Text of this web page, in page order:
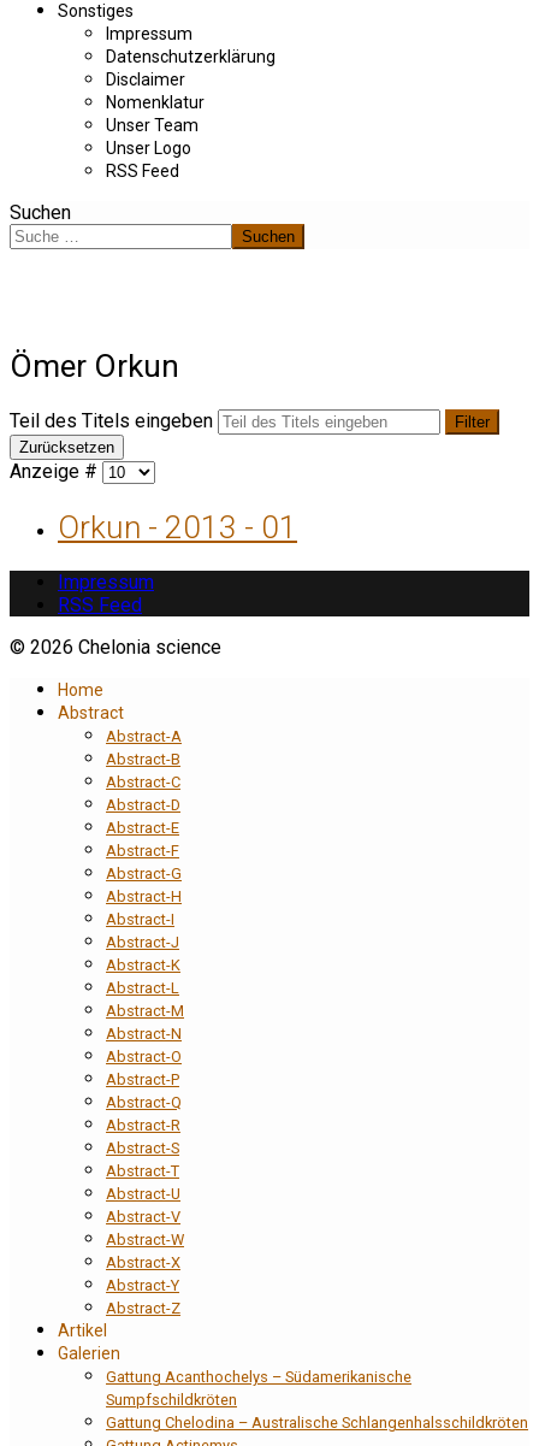
Sonstiges
Impressum
Datenschutzerklärung
Disclaimer
Nomenklatur
Unser Team
Unser Logo
RSS Feed
Suchen
Suchen
Ömer Orkun
Teil des Titels eingeben
Filter
Zurücksetzen
Anzeige #
Orkun - 2013 - 01
Impressum
RSS Feed
© 2026 Chelonia science
Home
Abstract
Abstract-A
Abstract-B
Abstract-C
Abstract-D
Abstract-E
Abstract-F
Abstract-G
Abstract-H
Abstract-I
Abstract-J
Abstract-K
Abstract-L
Abstract-M
Abstract-N
Abstract-O
Abstract-P
Abstract-Q
Abstract-R
Abstract-S
Abstract-T
Abstract-U
Abstract-V
Abstract-W
Abstract-X
Abstract-Y
Abstract-Z
Artikel
Galerien
Gattung Acanthochelys – Südamerikanische
Sumpfschildkröten
Gattung Chelodina – Australische Schlangenhalsschildkröten